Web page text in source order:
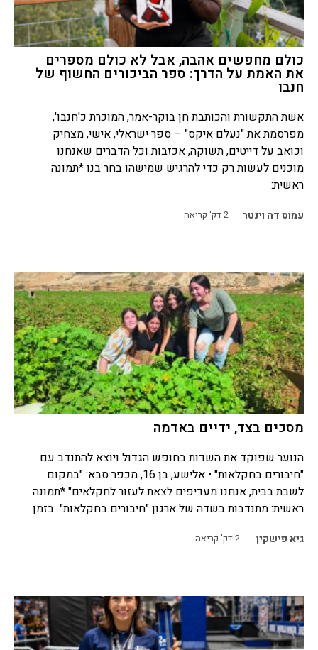
כולם מחפשים אהבה, אבל לא כולם מספרים
את האמת על הדרך: ספר הביכורים החשוף של
חנבו
אשת התקשורת והכותבת חן בוקר-אמר, המוכרת כ'חנבו',
מפרסמת את "נעלם איקס" – ספר ישראלי, אישי, מצחיק
וכואב על דייטים, תשוקה, אכזבות וכל הדברים שאנחנו
מוכנים לעשות רק כדי להרגיש שמישהו בחר בנו *תמונה
ראשית:
עמוס דה וינטר 2דק' קריאה
מסכים בצד, ידיים באדמה
הנוער שפוקד את השדות בחופש הגדול ויוצא להתנדב עם
"חיבורים בחקלאות" • אלישע, בן 16, מכפר סבא: "במקום
לשבת בבית, אנחנו מעדיפים לצאת לעזור לחקלאים" *תמונה
ראשית: מתנדבות בשדה של ארגון "חיבורים בחקלאות" בזמן
גיא פישקין 2דק' קריאה